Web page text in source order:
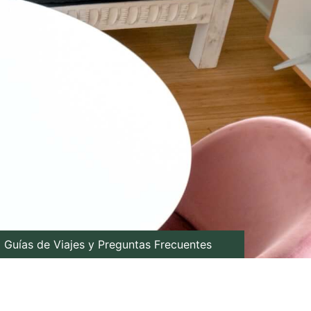
Guías de Viajes y Preguntas Frecuentes